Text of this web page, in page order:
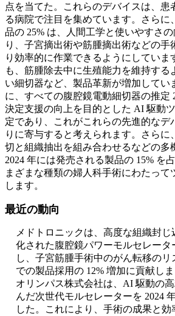
点を当てた。これらのデバイスは、患
る病院で注目を集めています。さらに
品の 25% は、人間工学と使いやすさ
り、子宮摘出術や筋腫摘出術などの手
り効率的に作業できるようにしていま
も、筋腫除去中に生殖能力を維持する
い細切器など、製品革新が増加してい
に、すべての腹腔鏡電動細切器の推定
決定支援の向上を目的とした AI 駆動
定であり、これがこれらの先進的なデ
りに寄与すると考えられます。さらに
切と組織抽出を組み合わせるなどの多
2024 年には発売される製品の 15% を
まざまな種類の婦人科手術にわたって
します。
最近の動向
メドトロニックは、高度な組織封
化された腹腔鏡パワーモルセレータ
し、子宮筋腫手術中のがん転移の
での製品採用の 12% 増加に貢献しま
オリンパス株式会社は、AI 駆動の
んだ次世代モルセレーターを 2024
した。これにより、手術の成果と